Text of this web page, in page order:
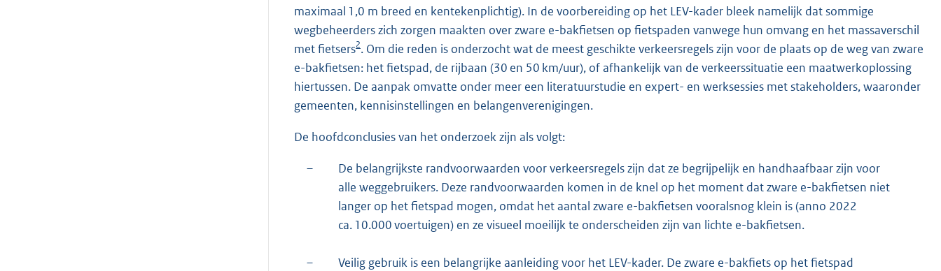
maximaal 1,0 m breed en kentekenplichtig). In de voorbereiding op het LEV-kader bleek namelijk dat sommige
wegbeheerders zich zorgen maakten over zware e-bakfietsen op fietspaden vanwege hun omvang en het massaverschil
met fietsers2. Om die reden is onderzocht wat de meest geschikte verkeersregels zijn voor de plaats op de weg van zware
e-bakfietsen: het fietspad, de rijbaan (30 en 50 km/uur), of afhankelijk van de verkeerssituatie een maatwerkoplossing
hiertussen. De aanpak omvatte onder meer een literatuurstudie en expert- en werksessies met stakeholders, waaronder
gemeenten, kennisinstellingen en belangenverenigingen.
De hoofdconclusies van het onderzoek zijn als volgt:
–
De belangrijkste randvoorwaarden voor verkeersregels zijn dat ze begrijpelijk en handhaafbaar zijn voor
alle weggebruikers. Deze randvoorwaarden komen in de knel op het moment dat zware e-bakfietsen niet
langer op het fietspad mogen, omdat het aantal zware e-bakfietsen vooralsnog klein is (anno 2022
ca. 10.000 voertuigen) en ze visueel moeilijk te onderscheiden zijn van lichte e-bakfietsen.
–
Veilig gebruik is een belangrijke aanleiding voor het LEV-kader. De zware e-bakfiets op het fietspad